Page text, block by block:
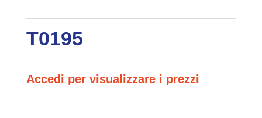
T0195
Accedi per visualizzare i prezzi